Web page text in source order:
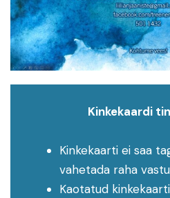
Kinkekaardi
Kinkekaarti ei saa
vahetada raha vastu
Kaotatud